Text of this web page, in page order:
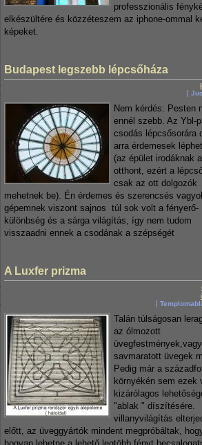
professzionális
elkészültére és közzéteszem az iphone-ommal
képeket.
Budapest legszebb lépcsőháza
Nem kérdés: Pesten
ennél szebb. Az Ybl-
csodás lépcsősorára
arra érdemesek
(az épület irodáknak
otthont, ezért a
csak az ott dolgozók
mehetnek be). Én érdemes és szerencsés
gépemnek viszont sajnos túl sok volt a fényerő-
különbség és a sárga világítás, így nem tudom
visszaadni ennek a csodának a szépségét
A Luxfer prizma
Talán túlságosan
az ólmozott
savmaratott üvegek
Pedig már a
környékén sem ezek
kizárólagos
"ablak " díszítésére.
villanyvilágítás
előtt, az üveggyártók mindent megpróbáltak,